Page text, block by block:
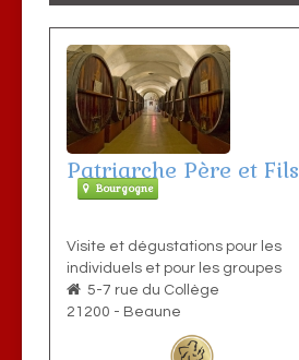
Patriarche Père et Fils
Bourgogne
Visite et dégustations pour les
individuels et pour les groupes
5-7 rue du Collège
21200 - Beaune